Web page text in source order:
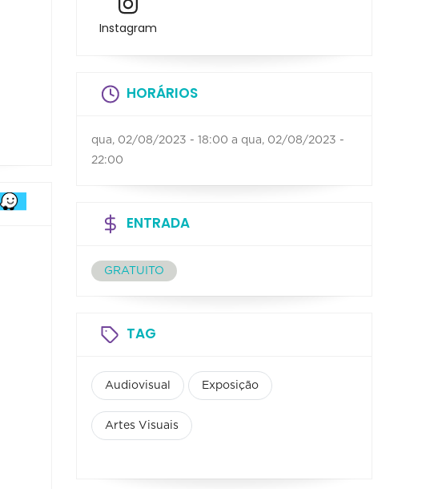
Instagram
HORÁRIOS
qua, 02/08/2023 - 18:00 a qua, 02/08/2023 -
22:00
ENTRADA
GRATUITO
TAG
Audiovisual Exposição
Artes Visuais